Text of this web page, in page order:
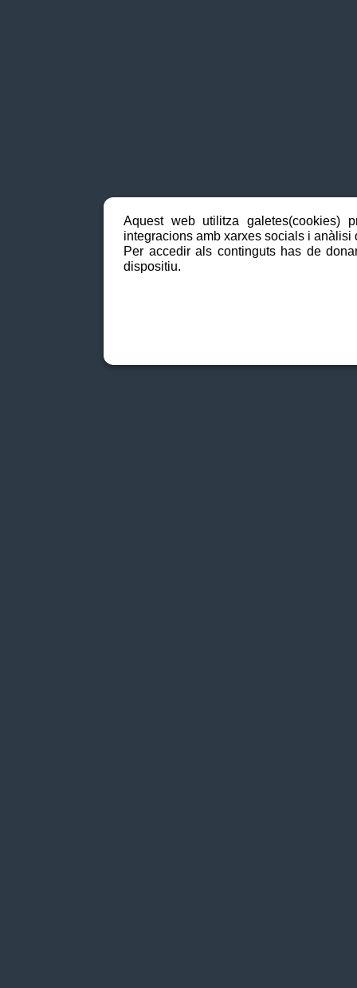
Aquest web utilitza galetes(cookies)
integracions amb xarxes socials i anàlisi
Per accedir als continguts has de
dispositiu.